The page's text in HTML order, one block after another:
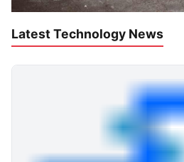
Latest Technology News